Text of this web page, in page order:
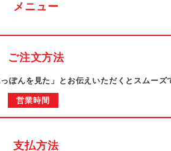
メニュー
ご注文方法
ぽんを見た」とお伝えいただくとスムーズ
営業時間
支払方法